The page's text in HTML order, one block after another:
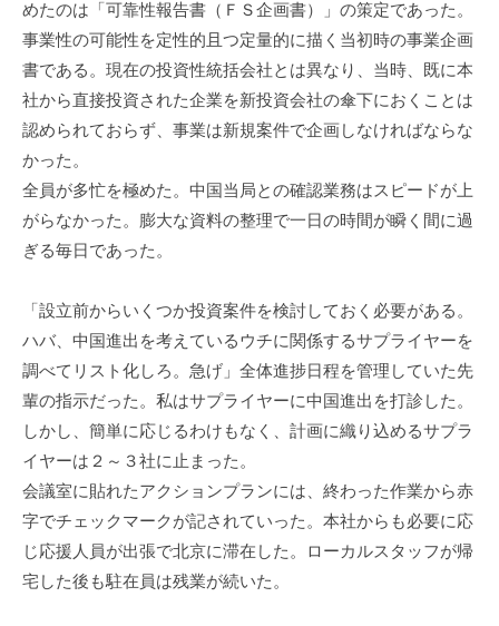
めたのは「可靠性報告書（ＦＳ企画書）」の策定であった。
事業性の可能性を定性的且つ定量的に描く当初時の事業企画
書である。現在の投資性統括会社とは異なり、当時、既に本
社から直接投資された企業を新投資会社の傘下におくことは
認められておらず、事業は新規案件で企画しなければならな
かった。
全員が多忙を極めた。中国当局との確認業務はスピードが上
がらなかった。膨大な資料の整理で一日の時間が瞬く間に過
ぎる毎日であった。
「設立前からいくつか投資案件を検討しておく必要がある。
ハバ、中国進出を考えているウチに関係するサプライヤーを
調べてリスト化しろ。急げ」全体進捗日程を管理していた先
輩の指示だった。私はサプライヤーに中国進出を打診した。
しかし、簡単に応じるわけもなく、計画に織り込めるサプラ
イヤーは２～３社に止まった。
会議室に貼れたアクションプランには、終わった作業から赤
字でチェックマークが記されていった。本社からも必要に応
じ応援人員が出張で北京に滞在した。ローカルスタッフが帰
宅した後も駐在員は残業が続いた。